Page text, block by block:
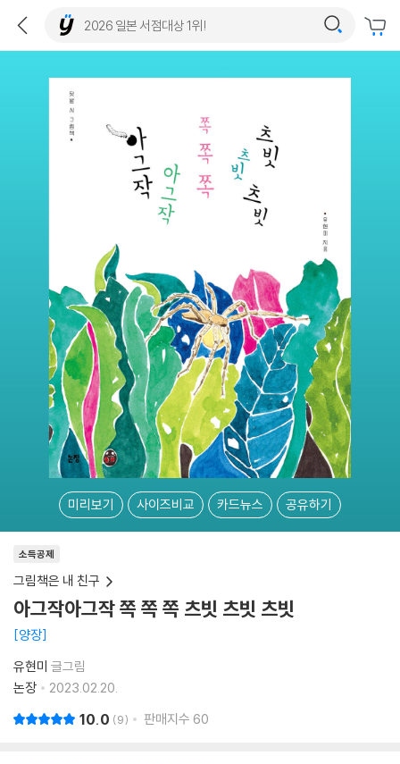
미리보기 사이즈비교 카드뉴스 공유하기
소득공제
그림책은 내 친구
아그작아그작 쪽 쪽 쪽 츠빗 츠빗 츠빗
양장
유현미 글그림
논장
2023.02.20.
10.0 9 판매지수 60